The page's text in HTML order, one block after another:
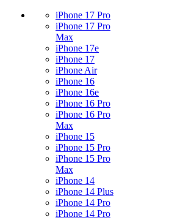
iPhone 17 Pro
iPhone 17 Pro
Max
iPhone 17e
iPhone 17
iPhone Air
iPhone 16
iPhone 16e
iPhone 16 Pro
iPhone 16 Pro
Max
iPhone 15
iPhone 15 Pro
iPhone 15 Pro
Max
iPhone 14
iPhone 14 Plus
iPhone 14 Pro
iPhone 14 Pro